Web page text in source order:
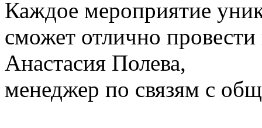
Каждое мероприятие
сможет отлично
Анастасия Полева,
менеджер по связям с